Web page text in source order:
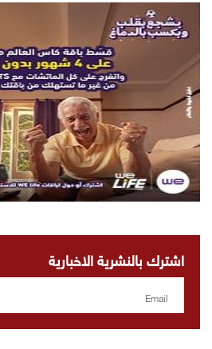
اشترك بالنشرية الاخبارية